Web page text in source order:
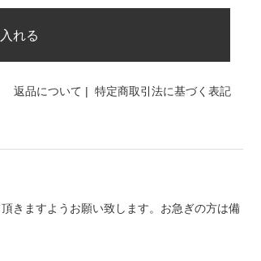
れる
返品について | 特定商取引法に基づく表記
きますようお願い致します。お急ぎの方は備